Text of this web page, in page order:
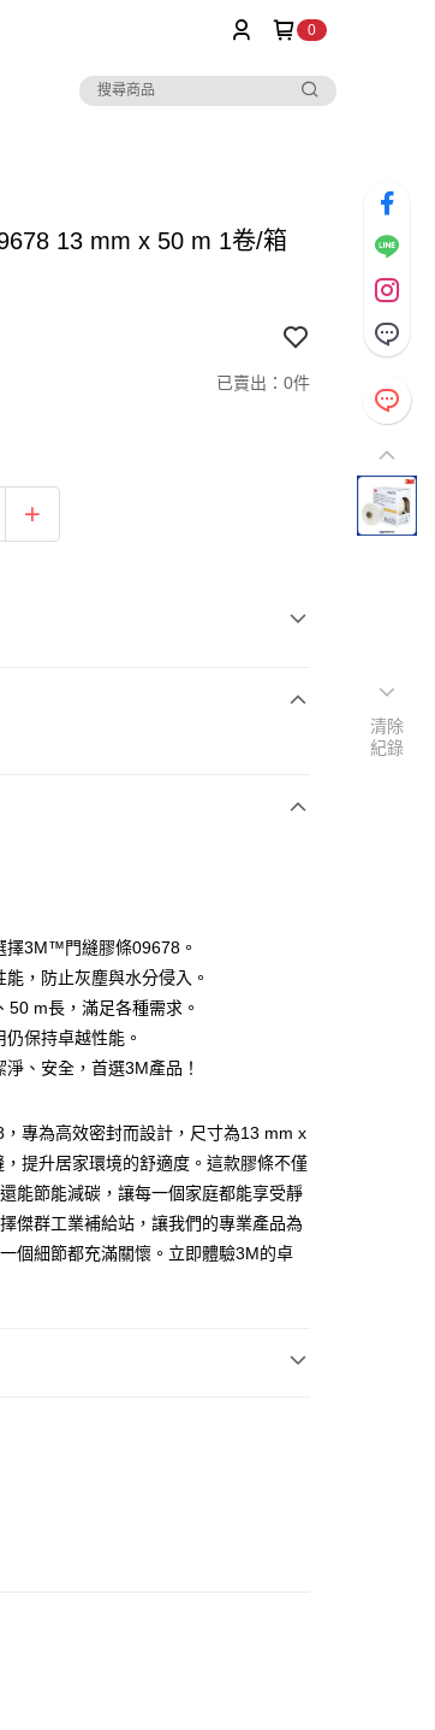
0
13 mm x 50 m 1卷/箱
已賣出：0件
大)
擇3M™門縫膠條09678。
，防止灰塵與水分侵入。
50 m長，滿足各種需求。
保持卓越性能。
、安全，首選3M產品！
專為高效密封而設計，尺寸為13 mm x
提升居家環境的舒適度。這款膠條不僅
能節能減碳，讓每一個家庭都能享受靜
傑群工業補給站，讓我們的專業產品為
個細節都充滿關懷。立即體驗3M的卓
清除
紀錄